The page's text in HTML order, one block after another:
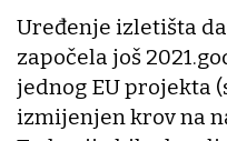
Uređenje izletišta
započela još
jednog EU projekta
izmijenjen krov na